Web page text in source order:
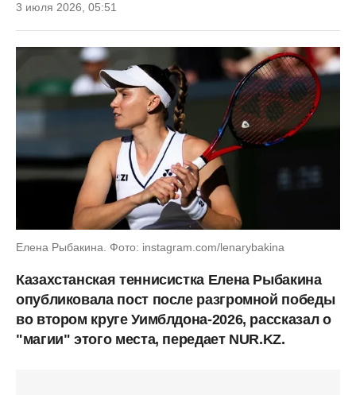
3 июля 2026, 05:51
Елена Рыбакина. Фото: instagram.com/lenarybakina
Казахстанская теннисистка Елена Рыбакина
опубликовала пост после разгромной победы
во втором круге Уимблдона-2026, рассказал о
"магии" этого места, передает NUR.KZ.